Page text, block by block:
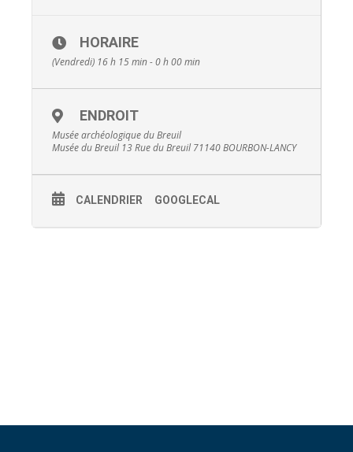
HORAIRE
(Vendredi) 16 h 15 min - 0 h 00 min
ENDROIT
Musée archéologique du Breuil
Musée du Breuil 13 Rue du Breuil 71140 BOURBON-LANCY
CALENDRIER GOOGLECAL